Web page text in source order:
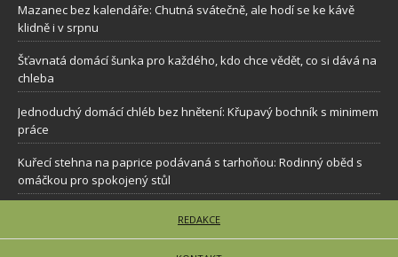
Mazanec bez kalendáře: Chutná svátečně, ale hodí se ke kávě
klidně i v srpnu
Šťavnatá domácí šunka pro každého, kdo chce vědět, co si dává na
chleba
Jednoduchý domácí chléb bez hnětení: Křupavý bochník s minimem
práce
Kuřecí stehna na paprice podávaná s tarhoňou: Rodinný oběd s
omáčkou pro spokojený stůl
REDAKCE